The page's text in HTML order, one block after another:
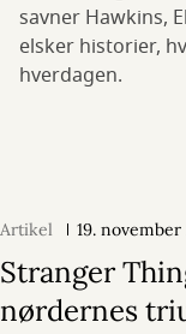
savner Hawkins,
elsker historier,
hverdagen.
Artikel 19. november
Stranger
nørdernes